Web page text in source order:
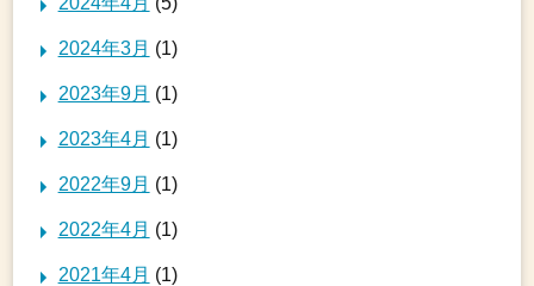
2024年3月 (1)
2023年9月 (1)
2023年4月 (1)
2022年9月 (1)
2022年4月 (1)
2021年4月 (1)